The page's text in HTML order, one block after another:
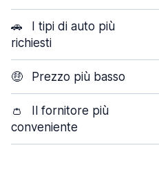
🚗
I tipi di auto più
richiesti
🤑 Prezzo più basso
👛
Il fornitore più
conveniente